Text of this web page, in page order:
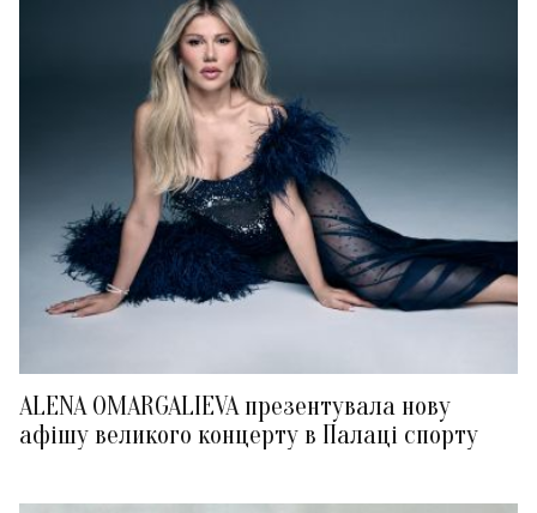
ALENA OMARGALIEVA презентувала нову
афішу великого концерту в Палаці спорту